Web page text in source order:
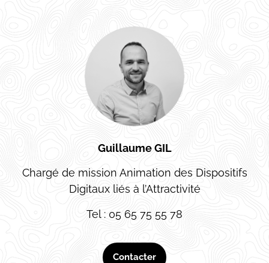
Guillaume GIL
Chargé de mission Animation des Dispositifs
Digitaux liés à l’Attractivité
Tel : 05 65 75 55 78
Contacter